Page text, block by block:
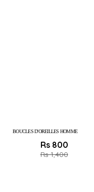
BOUCLES D'OREILLES HOMME
Rs 800
Rs 1,400